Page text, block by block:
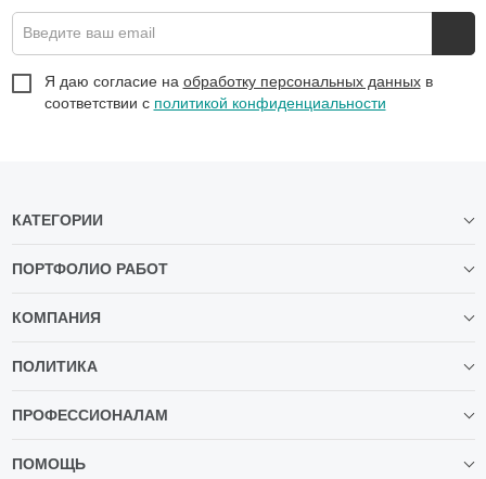
Введите ваш email
Я даю согласие на обработку персональных данныхв
соответствии с политикой конфиденциальности
КАТЕГОРИИ
ПОРТФОЛИО РАБОТ
КОМПАНИЯ
ПОЛИТИКА
ПРОФЕССИОНАЛАМ
ПОМОЩЬ